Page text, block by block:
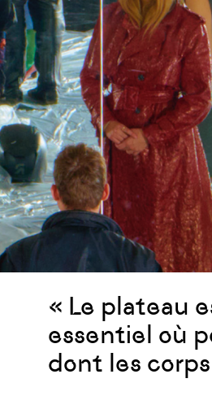
« Le plateau
essentiel où
dont les